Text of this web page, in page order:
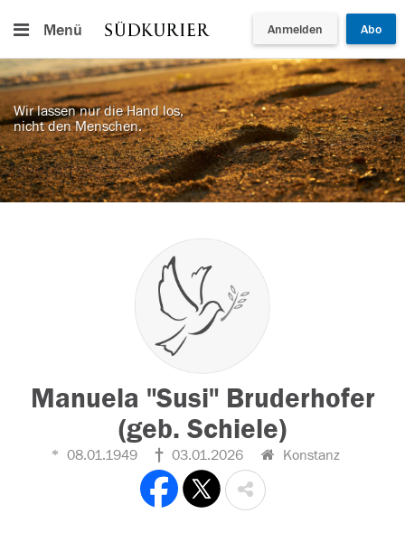
Menü Anmelden Abo
Wir lassen nur die Hand los,
nicht den Menschen.
Manuela "Susi" Bruderhofer
(geb. Schiele)
08.01.1949 03.01.2026 Konstanz